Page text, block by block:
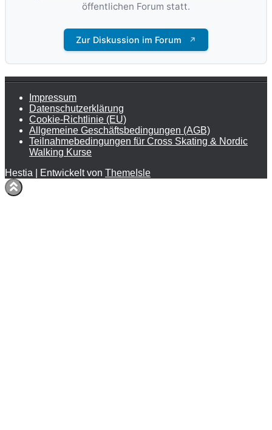
öffentlichen Forum statt.
Zur Diskussion im Forum ↗
Impressum
Datenschutzerklärung
Cookie-Richtlinie (EU)
Allgemeine Geschäftsbedingungen (AGB)
Teilnahmebedingungen für Cross Skating & Nordic
Walking Kurse
Hestia | Entwickelt von ThemeIsle